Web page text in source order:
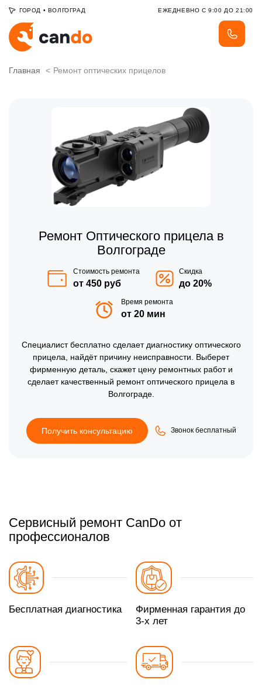
ГОРОД • ВОЛГОГРАД ЕЖЕДНЕВНО С 9:00 ДО 21:00
Главная Ремонт оптических прицелов
Ремонт Оптического прицела в
Волгограде
Стоимость ремонта
от 450 руб
Скидка
до 20%
Время ремонта
от 20 мин
Специалистбесплатносделает диагностику оптического
прицела, найдёт причину неисправности. Выберет
фирменную деталь, скажет цену ремонтных работ и
сделает качественный ремонт оптического прицела в
Волгограде.
Получить консультацию Звонок бесплатный
Сервисный ремонт CanDo от
профессионалов
Бесплатная диагностика
Фирменная гарантия до
3-х лет